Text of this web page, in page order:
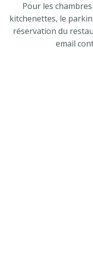
Pour les
kitchenettes, le
réservation du
email